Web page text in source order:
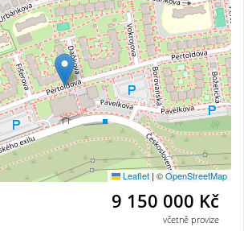
Leaflet | ©OpenStreetMap
9 150 000 Kč
včetně provize